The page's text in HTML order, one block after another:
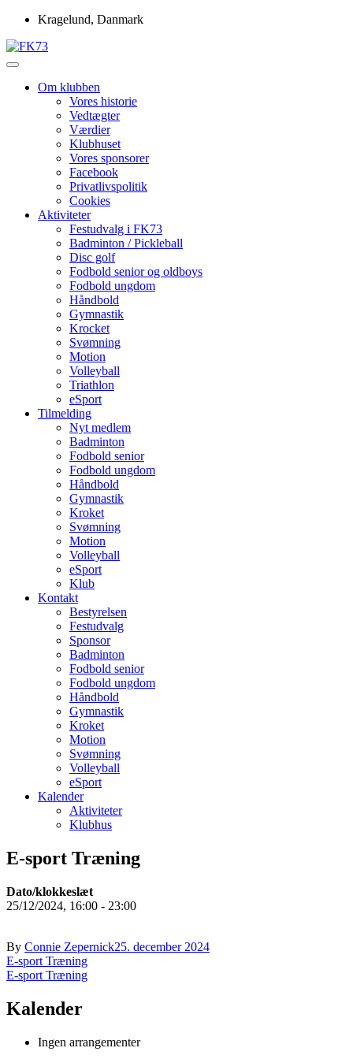
Skip
content
Kragelund, Danmark
FK73
Om klubben
Vores historie
Vedtægter
Værdier
Klubhuset
Vores sponsorer
Facebook
Privatlivspolitik
Cookies
Aktiviteter
Festudvalg i FK73
Badminton / Pickleball
Disc golf
Fodbold senior og oldboys
Fodbold ungdom
Håndbold
Gymnastik
Krocket
Svømning
Motion
Volleyball
Triathlon
eSport
Tilmelding
Nyt medlem
Badminton
Fodbold senior
Fodbold ungdom
Håndbold
Gymnastik
Kroket
Svømning
Motion
Volleyball
eSport
Klub
Kontakt
Bestyrelsen
Festudvalg
Sponsor
Badminton
Fodbold senior
Fodbold ungdom
Håndbold
Gymnastik
Kroket
Motion
Svømning
Volleyball
eSport
Kalender
Aktiviteter
Klubhus
E-sport Træning
Dato/klokkeslæt
25/12/2024, 16:00 - 23:00
By Connie Zepernick25. december 2024
Indlægsnavigation
E-sport Træning
E-sport Træning
Kalender
Ingen arrangementer